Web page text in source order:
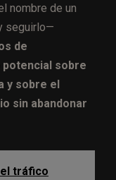
nombre de un
seguirlo—
de
sobre
y sobre el
sin abandonar
tráfico